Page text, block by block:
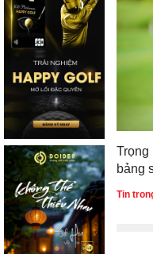
Trọng
bảng
Tin